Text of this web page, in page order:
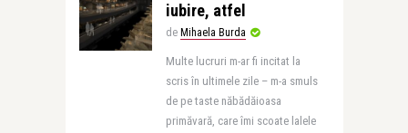
iubire, atfel
de Mihaela Burda
Multe lucruri m-ar fi incitat la
scris în ultimele zile – m-a smuls
de pe taste năbădăioasa
primăvară, care îmi scoate lalele